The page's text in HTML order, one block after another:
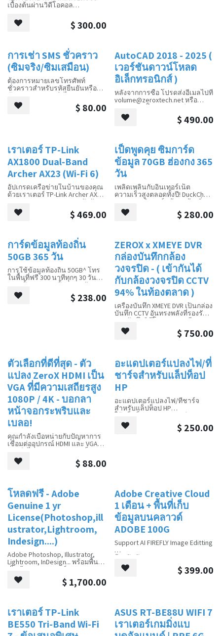
เบื้องต้นผ่านวิดีโอคอล
ขั้นต่ำ $300 แพ็กเกจรายเดือน
$1060 ต่อเดือน
ม่ต้องออกไปรอคิว ปรึกษาแพทย์ผู้
เชี่ยวชาญทางออนไลน์ รับคำ
แนะนำทางการแพทย์ที่เชื่อถือได้
ทุกที่ทุกเวลาที่คุณต้องการ นัด
หมายง่ายและปกป้องความเป็น
ส่วนตัวเพื่อให้คุณได้รับ
ประสบการณ์ที่ไร้กังวล ลองใช้
บริการปรึกษาแพทย์ออนไลน์วันนี้
$300.00
โดย Ransomware; ถอดรหัสรหัส
ผ่าน
ใหม่!
การเช่า SMS ชั่วคราว
(ซิมจริง/ซิมเสมือน)
ต้องการหมายเลขโทรศัพท์
ชั่วคราวสำหรับรหัสยืนยันหรือ
ข้อความสำคัญหรือไม่? เรามี
บริการให้เช่าหมายเลขโทรศัพท์
ทั้งแบบกายภาพและแบบเสมือน
การสื่อสารที่สะดวกสบาย
เราให้บริการหมายเลขเสมือน
หรือหมายเลขจริงจากหลากหลาย
ภูมิภาค ช่วยให้คุณสามารถหลีก
เลี่ยงข้อจำกัดทางภูมิภาคและ
สร้างรายได้กว่า 180 ประเทศ
$ 80.00
ใหม่!
AutoCAD 2018 - 2025 (
เวอร์ชันดาวน์โหลด
อิเล็กทรอนิกส์ )
หลังจากการซื้อ โปรดส่งอีเมลไปที่
volume@zeroxtech.netหรือ
WhatsApp โดยระบุบัญชี
Autodesk ที่คุณลงทะเบียนไว้หรือ
อีเมลที่ลงทะเบียนใหม่ เราจะได้
ทะเบียน Autodesk ต่อไป
$490.00
เราเตอร์ TP-Link
AX1800 Dual-Band
Archer AX23 (Wi-Fi 6)
อัปเกรดเครือข่ายในบ้านของคุณ
ด้วยเราเตอร์ TP-Link Archer AX23
AX1800 Dual-Band Wi-Fi 6 สัมผัส
กับความเร็วที่รวดเร็ว ความจุที่
เพิ่มขึ้น และเวลาแฝงที่ลดลง
อุปกรณ์หลายเครื่อง ด้วย
คุณสมบัติขั้นสูง เช่น OFDMA และ
MU-MIMO เพลิดเพลินกับการเชื่อม
ต่อที่มีประสิทธิภาพและเชื่อถือได้
ทั่วทั้งบ้านของคุณ การตั้งค่าและ
การจัดการที่ง่ายดายผ่านแอป
Tether ทำให้เริ่มต้นใช้งานได้ง่าย
เตรียมเครือข่ายของคุณให้พร้อม
สำหรับอนาคตด้วย Archer AX23
$469.00
การขาย
เป็ดพูดคุย ซิมการ์ด
ข้อมูล 70GB ฮ่องกง 365
วัน
เพลิดเพลินกับอินเทอร์เน็ต
ความเร็วสูงตลอดทั้งปี! DuckChat
Pro 70GB ซิมการ์ดข้อมูลท้องถิ่น
มีอายุ 365 วัน ตอบสนองความ
ต้องการในการท่องอินเทอร์เน็ต ดู
เดือน ช่วยให้คุณติดต่อได้ทุกที่ทุก
เวลา
$ 280.00
การขาย
การ์ดข้อมูลท้องถิ่น
50GB 365 วัน
การใช้ข้อมูลท้องถิ่น 50GB^ โทร
ในพื้นที่ฟรี 300 นาทีทุกๆ 30 วัน
(รวมทั้งหมด 12 ครั้ง) * รองรับการ
แชร์ข้อมูลไปยังอุปกรณ์อื่น ๆ ตาม
"ระเบียบโทรคมนาคม (การลง
$ 238.00
ใหม่!
ZEROX x XMEYE DVR
กล่องบันทึกกล้อง
วงจรปิด - ( เข้ากันได้
กับกล้องวงจรปิด CCTV
94% ในท้องตลาด )
เครื่องบันทึก XMEYE DVR เป็นกล่อง
บันทึก CCTV อันทรงพลังที่รองรับ
การบันทึกวิดีโอความละเอียดสูง
ถึง 2MP และ 5MP ใช้งานร่วมกับ
โหมดกล้องต่างๆ (CVI, TVI, AHD,
ปลอดภัยในบ้าน การตรวจสอบ
ร้านค้า หรือความปลอดภัยของ
องค์กร เครื่องบันทึก XMEYE DVR
สามารถตอบสนองความต้องการ
ของคุณได้
$ 750.00
การขาย
ตัวเลือกที่ดีที่สุด - ตัว
แปลง ZeroX HDMI เป็น
VGA ที่มีความเสถียรสูง
1080P / 4K - บอกลา
หน้าจอกระพริบและ
เบลอ!
คุณกำลังเบื่อหน่ายกับปัญหาการ
เชื่อมต่ออุปกรณ์ HDMI และ VGA
อยู่หรือไม่? ตัวแปลง HDMI เป็น
VGA ที่มีความเสถียรสูง [Your
Brand Name] พร้อมช่วยคุณแก้
ถึงการส่งสัญญาณที่เสถียร ภาพที่
คมชัด ปราศจากปัญหาภาพกระ
พริบและเบลอที่น่ารำคาญ
คุณสมบัติของผลิตภัณฑ์:
การส่งสัญญาณที่เสถียรเป็นพิเศษ:
ใช้ชิประดับสูงสุด เพื่อขจัดปัญหา
ภาพกระพริบและเบลอได้อย่างมี
ประสิทธิภาพ มอบประสบการณ์
การรับชมที่ราบรื่นและเสถียร
ความเข้ากันได้หลากหลาย:
รองรับอุปกรณ์ 출력 HDMI ที่หลาก
หลาย (เช่น แล็ปท็อป คอมพิวเตอร์
โปรเจคเตอร์)
เสียบใช้งานได้ทันที ไม่ต้องใช้
ไดรเวอร์: ไม่จำเป็นต้องติดตั้ง
ไดรเวอร์ใดๆ เชื่อมต่อง่าย สะดวก
$ 88.00
การขาย
อะแดปเตอร์แปลงไฟ/ที่
ชาร์จสำหรับแล็ปท็อป
HP
อะแดปเตอร์แปลงไฟ/ที่ชาร์จ
สำหรับแล็ปท็อป HP
ให้แล็ปท็อป HP ของคุณมีพลังงาน
และพร้อมใช้งานอยู่เสมอด้วยอะ
แดปเตอร์แปลงไฟ HP ของแท้ ให้
$ 250.00
โหลดฟรี - Adobe
Genuine 1 yr
License(Photoshop,ill
ustrator,Lightroom,
Indesign....)
Adobe Photoshop, Illustrator,
Lightroom, InDesign... พร้อมพื้นที่
เก็บข้อมูลบนคลาวด์ Adobe
100GB
กรุณาฝากที่อยู่อีเมลของคุณไว้ที่
WhatsApp ((852) 92940749)
คุณต้องรอ 30 นาทีถึง 1 ชั่วโมง
เพื่อเปิดใช้งานอีเมลของคุณเป็น
บัญชี Adobe cloud
$ 1,700.00
Adobe Creative Cloud
1 เดือน + พื้นที่เก็บ
ข้อมูลบนคลาวด์
ADOBE 100G
Support AI FIREFLY Image Editting
ป้องกันปัญหา Photoshop และ
Illustrator ละเมิดลิขสิทธิ์ไม่
ทำงาน
$399.00
ใหม่!
เราเตอร์ TP-Link
BE550 Tri-Band Wi-Fi
ASUS RT-BE88U WIFI 7
เราเตอร์เกมมิ่งแบ